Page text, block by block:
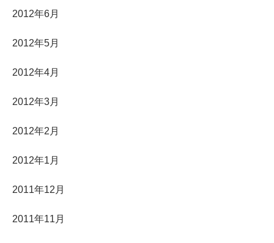
2012年6月
2012年5月
2012年4月
2012年3月
2012年2月
2012年1月
2011年12月
2011年11月